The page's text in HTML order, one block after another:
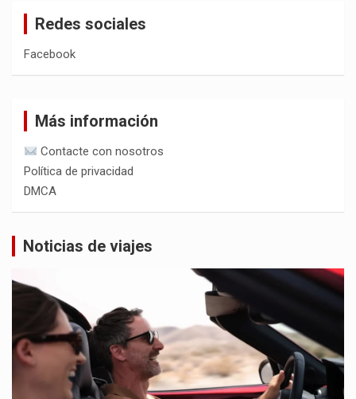
Redes sociales
Facebook
Más información
Contacte con nosotros
Política de privacidad
DMCA
Noticias de viajes